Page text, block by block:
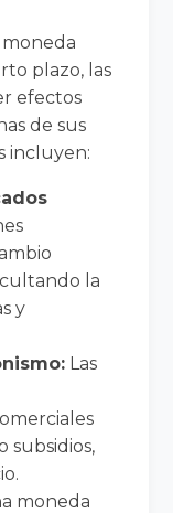
plazo, las
efectos
de sus
incluyen:
la
y
Las
subsidios,
moneda